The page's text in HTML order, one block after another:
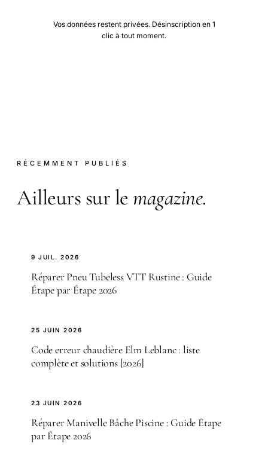
Vos données restent privées. Désinscription en 1
clic à tout moment.
RÉCEMMENT PUBLIÉS
Ailleurs sur le magazine.
9 JUIL. 2026
Réparer Pneu Tubeless VTT Rustine : Guide
Étape par Étape 2026
25 JUIN 2026
Code erreur chaudière Elm Leblanc : liste
complète et solutions [2026]
23 JUIN 2026
Réparer Manivelle Bâche Piscine : Guide Étape
par Étape 2026